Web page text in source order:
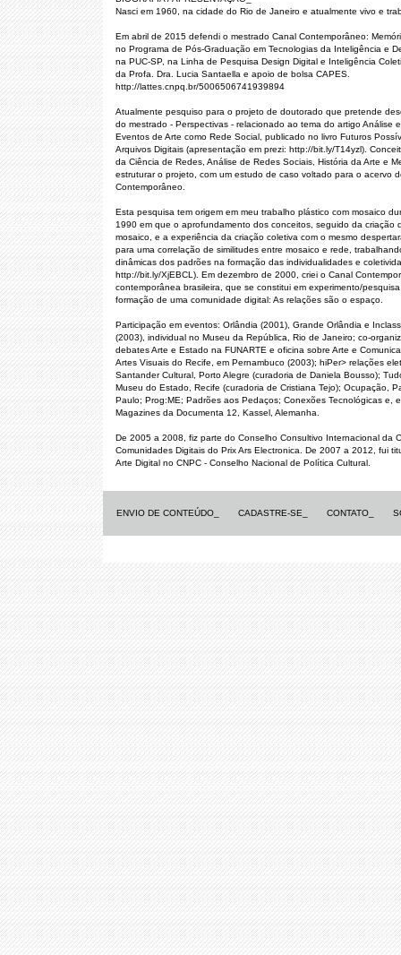
Nasci em 1960, na cidade do Rio de Janeiro e atualmente vivo e
Em abril de 2015 defendi o mestrado Canal Contemporâneo:
no Programa de Pós-Graduação em Tecnologias da Inteligência e
na PUC-SP, na Linha de Pesquisa Design Digital e Inteligência
da Profa. Dra. Lucia Santaella e apoio de bolsa CAPES.
http://lattes.cnpq.br/5006506741939894
Atualmente pesquiso para o projeto de doutorado que pretende
do mestrado - Perspectivas - relacionado ao tema do artigo Análise
Eventos de Arte como Rede Social, publicado no livro Futuros
Arquivos Digitais (apresentação em prezi: http://bit.ly/T14yzl).
da Ciência de Redes, Análise de Redes Sociais, História da Arte e
estruturar o projeto, com um estudo de caso voltado para o acervo
Contemporâneo.
Esta pesquisa tem origem em meu trabalho plástico com mosaico
1990 em que o aprofundamento dos conceitos, seguido da criação
mosaico, e a experiência da criação coletiva com o mesmo
para uma correlação de similitudes entre mosaico e rede,
dinâmicas dos padrões na formação das individualidades e
http://bit.ly/XjEBCL). Em dezembro de 2000, criei o Canal
contemporânea brasileira, que se constitui em experimento/
formação de uma comunidade digital: As relações são o espaço.
Participação em eventos: Orlândia (2001), Grande Orlândia e
(2003), individual no Museu da República, Rio de Janeiro; co-
debates Arte e Estado na FUNARTE e oficina sobre Arte e
Artes Visuais do Recife, em Pernambuco (2003); hiPer> relações
Santander Cultural, Porto Alegre (curadoria de Daniela Bousso);
Museu do Estado, Recife (curadoria de Cristiana Tejo); Ocupação,
Paulo; Prog:ME; Padrões aos Pedaços; Conexões Tecnológicas e,
Magazines da Documenta 12, Kassel, Alemanha.
De 2005 a 2008, fiz parte do Conselho Consultivo Internacional da
Comunidades Digitais do Prix Ars Electronica. De 2007 a 2012, fui
Arte Digital no CNPC - Conselho Nacional de Política Cultural.
ENVIO DE CONTEÚDO_ CADASTRE-SE_ CONTATO_